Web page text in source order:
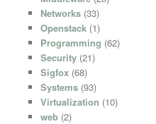
Networks(33)
Openstack(1)
Programming (62)
Security(21)
Sigfox(68)
Systems(93)
Virtualization (10)
web(2)